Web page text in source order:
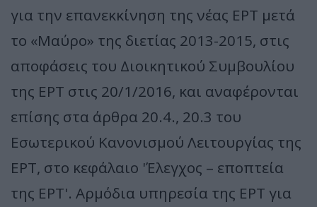
για την επανεκκίνηση της νέας ΕΡΤ μετά
το «Μαύρο» της διετίας 2013-2015, στις
αποφάσεις του Διοικητικού Συμβουλίου
της ΕΡΤ στις 20/1/2016, και αναφέρονται
επίσης στα άρθρα 20.4., 20.3 του
Εσωτερικού Κανονισμού Λειτουργίας της
ΕΡΤ, στο κεφάλαιο 'Έλεγχος – εποπτεία
της ΕΡΤ'. Αρμόδια υπηρεσία της ΕΡΤ για